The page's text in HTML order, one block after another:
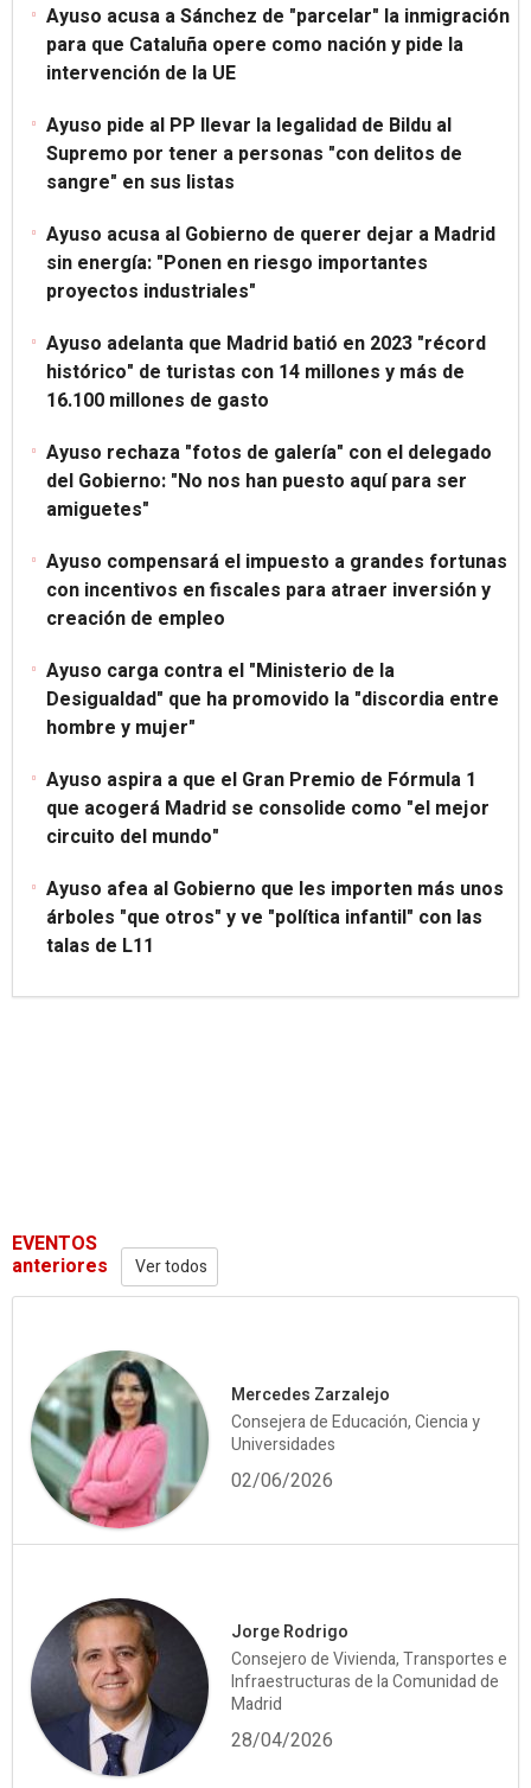
Ayuso acusa a Sánchez de "parcelar" la inmigración
para que Cataluña opere como nación y pide la
intervención de la UE
Ayuso pide al PP llevar la legalidad de Bildu al
Supremo por tener a personas "con delitos de
sangre" en sus listas
Ayuso acusa al Gobierno de querer dejar a Madrid
sin energía: "Ponen en riesgo importantes
proyectos industriales"
Ayuso adelanta que Madrid batió en 2023 "récord
histórico" de turistas con 14 millones y más de
16.100 millones de gasto
Ayuso rechaza "fotos de galería" con el delegado
del Gobierno: "No nos han puesto aquí para ser
amiguetes"
Ayuso compensará el impuesto a grandes fortunas
con incentivos en fiscales para atraer inversión y
creación de empleo
Ayuso carga contra el "Ministerio de la
Desigualdad" que ha promovido la "discordia entre
hombre y mujer"
Ayuso aspira a que el Gran Premio de Fórmula 1
que acogerá Madrid se consolide como "el mejor
circuito del mundo"
Ayuso afea al Gobierno que les importen más unos
árboles "que otros" y ve "política infantil" con las
talas de L11
EVENTOS
anteriores Ver todos
Mercedes Zarzalejo
Consejera de Educación, Ciencia y
Universidades
02/06/2026
Jorge Rodrigo
Consejero de Vivienda, Transportes e
Infraestructuras de la Comunidad de
Madrid
28/04/2026